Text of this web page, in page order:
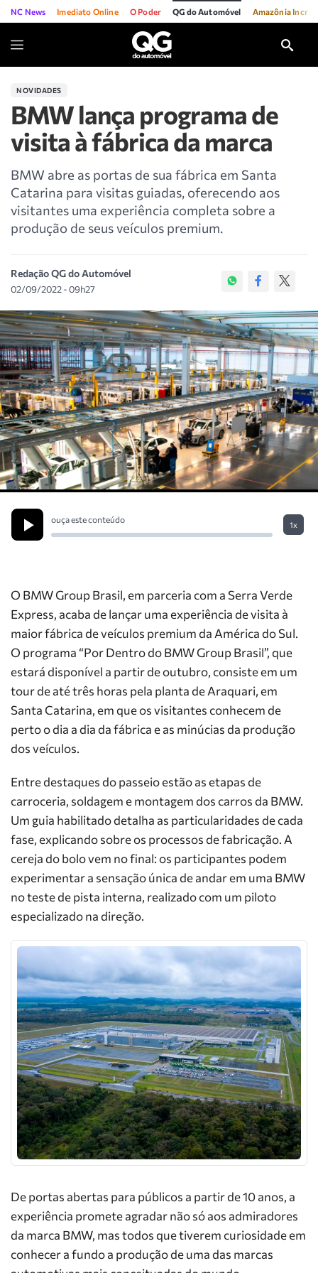
NC News Imediato Online O Poder QG do Automóvel Amazônia
NOVIDADES
BMW lança programa de
visita à fábrica da marca
BMW abre as portas de sua fábrica em Santa
Catarina para visitas guiadas, oferecendo aos
visitantes uma experiência completa sobre a
produção de seus veículos premium.
Redação QG do Automóvel
02/09/2022 - 09h27
ouça este conteúdo
1x
O BMW Group Brasil, em parceria com a Serra Verde
Express, acaba de lançar uma experiência de visita à
maior fábrica de veículos premium da América do Sul.
O programa “Por Dentro do BMW Group Brasil”, que
estará disponível a partir de outubro, consiste em um
tour de até três horas pela planta de Araquari, em
Santa Catarina, em que os visitantes conhecem de
perto o dia a dia da fábrica e as minúcias da produção
dos veículos.
Entre destaques do passeio estão as etapas de
carroceria, soldagem e montagem dos carros da BMW.
Um guia habilitado detalha as particularidades de cada
fase, explicando sobre os processos de fabricação. A
cereja do bolo vem no final: os participantes podem
experimentar a sensação única de andar em uma BMW
no teste de pista interna, realizado com um piloto
especializado na direção.
De portas abertas para públicos a partir de 10 anos, a
experiência promete agradar não só aos admiradores
da marca BMW, mas todos que tiverem curiosidade em
conhecer a fundo a produção de uma das marcas